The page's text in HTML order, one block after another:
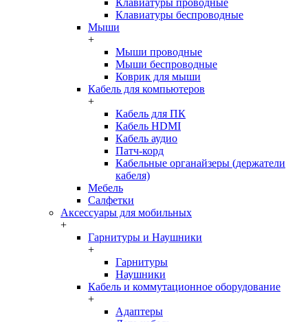
Клавиатуры беспроводные
Мыши
+
Мыши проводные
Мыши беспроводные
Коврик для мыши
Кабель для компьютеров
+
Кабель для ПК
Кабель HDMI
Кабель аудио
Патч-корд
Кабельные органайзеры (держатели
кабеля)
Мебель
Салфетки
Аксессуары для мобильных
+
Гарнитуры и Наушники
+
Гарнитуры
Наушники
Кабель и коммутационное оборудование
+
Адаптеры